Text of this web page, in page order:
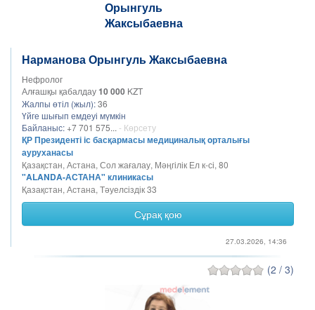
Нарманова Орынгуль Жаксыбаевна
Нефролог
Алғашқы қабалдау10 000 KZT
Жалпы өтіл (жыл):36
Үйге шығып емдеуі мүмкін
Байланыс: +7 701 575... - Көрсету
ҚР Президенті іс басқармасы медициналық oрталығы
ауруханасы
Қазақстан, Астана, Сол жағалау, Мәңгілік Ел к-сі, 80
"ALANDA-АСТАНА" клиникасы
Қазақстан, Астана, Тәуелсіздік 33
Сұрақ қою
27.03.2026, 14:36
(2 / 3)